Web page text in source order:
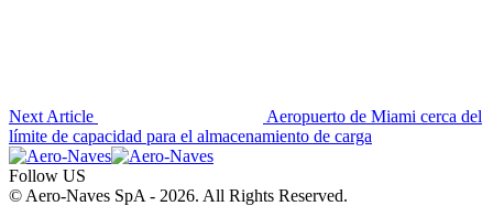
Next Article
Aeropuerto de Miami cerca del
límite de capacidad para el almacenamiento de carga
Follow US
© Aero-Naves SpA - 2026. All Rights Reserved.